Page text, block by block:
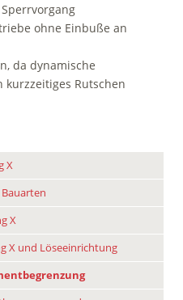
ohne Einbuße an
da dynamische
Rutschen
X
X
X und Löseeinrichtung